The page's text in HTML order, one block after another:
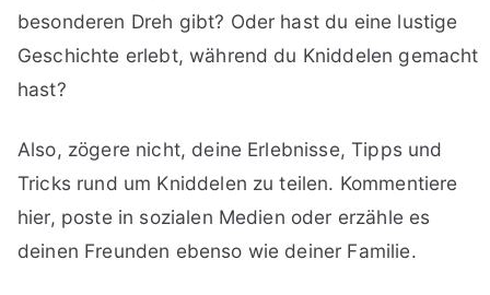
besonderen Dreh gibt? Oder hast du eine lustige
Geschichte erlebt, während du Kniddelen gemacht
hast?
Also, zögere nicht, deine Erlebnisse, Tipps und
Tricks rund um Kniddelen zu teilen. Kommentiere
hier, poste in sozialen Medien oder erzähle es
deinen Freunden ebenso wie deiner Familie.